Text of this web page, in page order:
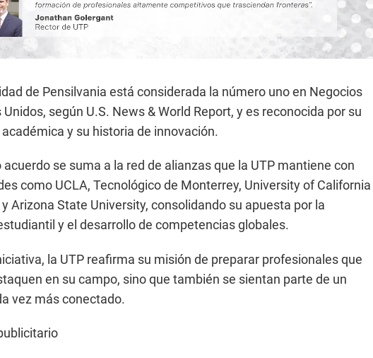
de Pensilvania está considerada la número uno en Negocios
Unidos, según U.S. News & World Report, y es reconocida por su
y su historia de innovación.
acuerdo se suma a la red de alianzas que la UTP mantiene con
como UCLA, Tecnológico de Monterrey, University of California
Arizona State University, consolidando su apuesta por la
y el desarrollo de competencias globales.
la UTP reafirma su misión de preparar profesionales que
en su campo, sino que también se sientan parte de un
vez más conectado.